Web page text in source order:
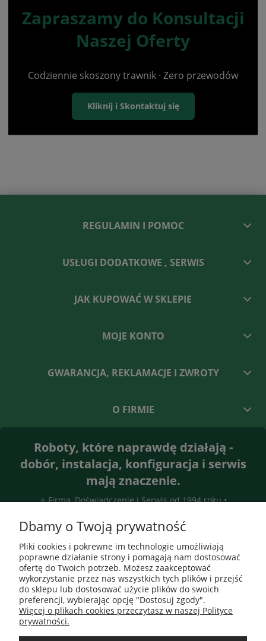
Zapraszamy do Konsultacji
Naszej Oferty
Codziennie skoszony trawnik · Zero przewodów
Kliknij i Skontaktuj się
REGULAMIN I POMOC
USŁUGI DODATKOWE , SERWIS
JAK KUPOWAĆ W SKLEPIE
MOJE KONTO
GWARANCJA, REKLAMACJE I ZWROTY
O FIRMIE
Roboty, które naprawdę działają -
dobór, instalacja, konfiguracja i serwis
mają znaczenie.
⭐ Firma, Doświadczenie i Serwis od 1994 roku •
Dbamy o Twoją prywatność
Pliki cookies i pokrewne im technologie umożliwiają
poprawne działanie strony i pomagają nam dostosować
ofertę do Twoich potrzeb. Możesz zaakceptować
wykorzystanie przez nas wszystkich tych plików i przejść
do sklepu lub dostosować użycie plików do swoich
preferencji, wybierając opcję "Dostosuj zgody".
Więcej o plikach cookies przeczytasz w naszej Polityce
prywatności.